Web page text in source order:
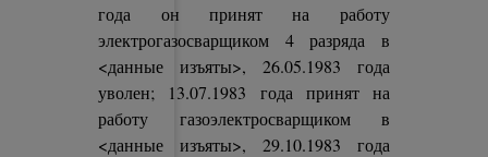
года он принят на работу
электрогазосварщиком 4 разряда в
<данные изъяты>, 26.05.1983 года
уволен; 13.07.1983 года принят на
работу газоэлектросварщиком в
<данные изъяты>, 29.10.1983 года